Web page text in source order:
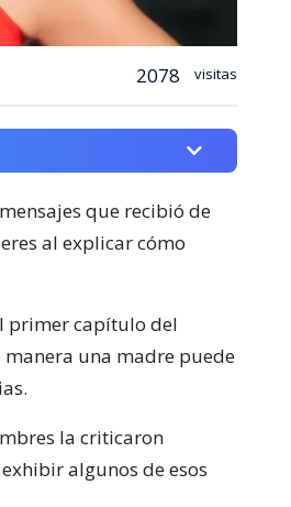
2078 visitas
que recibió de
al explicar cómo
primer capítulo del
una madre puede
la criticaron
algunos de esos